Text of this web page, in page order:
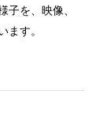
子を、映像、
ます。